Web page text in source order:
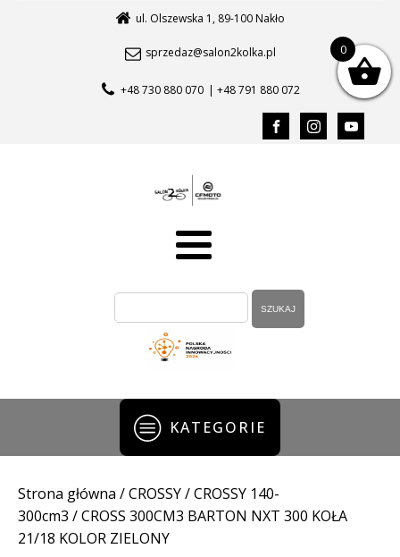
ul. Olszewska 1, 89-100 Nakło
sprzedaz@salon2kolka.pl
+48 730 880 070 | +48 791 880 072
KATEGORIE
Strona główna /CROSSY/CROSSY 140-
300cm3 / CROSS 300CM3 BARTON NXT 300 KOŁA
21/18 KOLOR ZIELONY
0